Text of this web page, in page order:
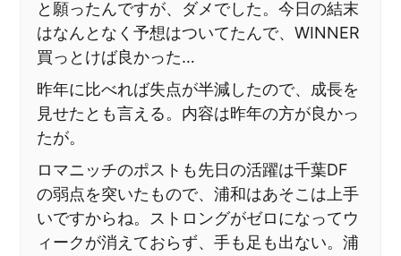
と願ったんですが、ダメでした。今日の結末
はなんとなく予想はついてたんで、WINNER
買っとけば良かった…
昨年に比べれば失点が半減したので、成長を
見せたとも言える。内容は昨年の方が良かっ
たが。
ロマニッチのポストも先日の活躍は千葉DF
の弱点を突いたもので、浦和はあそこは上手
いですからね。ストロングがゼロになってウ
ィークが消えておらず、手も足も出ない。浦